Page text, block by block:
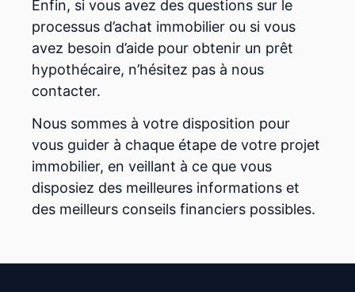
Enfin, si vous avez des questions sur le
processus d’achat immobilier ou si vous
avez besoin d’aide pour obtenir un prêt
hypothécaire, n’hésitez pas à nous
contacter.
Nous sommes à votre disposition pour
vous guider à chaque étape de votre projet
immobilier, en veillant à ce que vous
disposiez des meilleures informations et
des meilleurs conseils financiers possibles.